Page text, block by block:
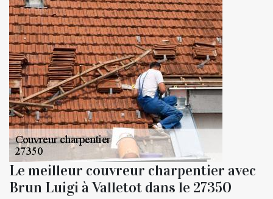
Le meilleur couvreur charpentier avec
Brun Luigi à Valletot dans le 27350